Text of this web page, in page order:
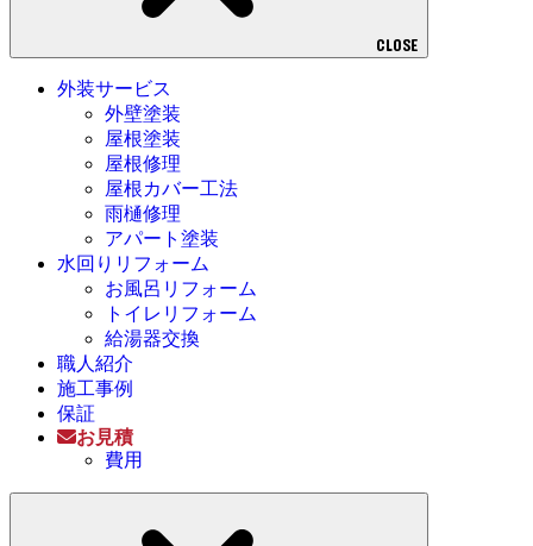
CLOSE
外装サービス
外壁塗装
屋根塗装
屋根修理
屋根カバー工法
雨樋修理
アパート塗装
水回りリフォーム
お風呂リフォーム
トイレリフォーム
給湯器交換
職人紹介
施工事例
保証
お見積
費用